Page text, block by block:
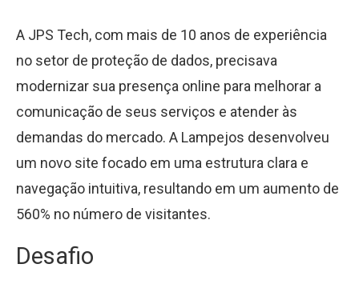
A JPS Tech, com mais de 10 anos de experiência
no setor de proteção de dados, precisava
modernizar sua presença online para melhorar a
comunicação de seus serviços e atender às
demandas do mercado. A Lampejos desenvolveu
um novo site focado em uma estrutura clara e
navegação intuitiva, resultando em um aumento de
560% no número de visitantes.
Desafio